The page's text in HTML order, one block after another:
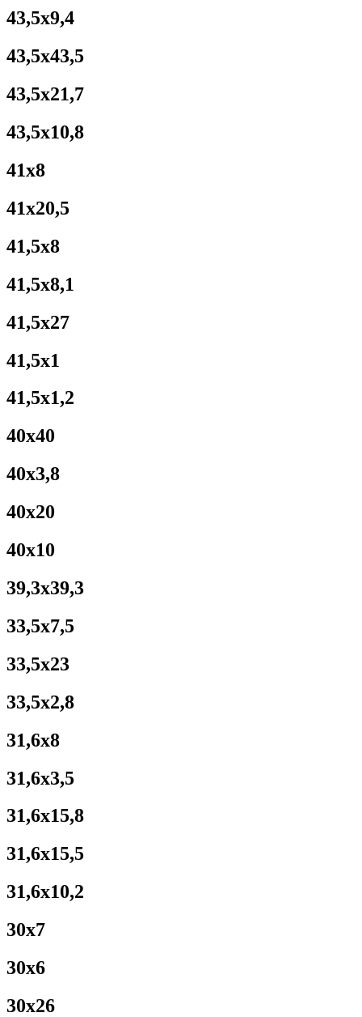
43,5x9,4
43,5x43,5
43,5x21,7
43,5x10,8
41x8
41x20,5
41,5x8
41,5x8,1
41,5x27
41,5x1
41,5x1,2
40x40
40x3,8
40x20
40x10
39,3x39,3
33,5x7,5
33,5x23
33,5x2,8
31,6x8
31,6x3,5
31,6x15,8
31,6x15,5
31,6x10,2
30x7
30x6
30x26